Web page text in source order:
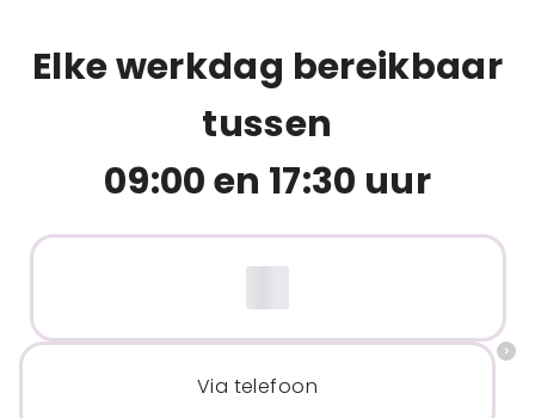
Elke werkdag bereikbaar
tussen
09:00 en 17:30 uur
Via telefoon